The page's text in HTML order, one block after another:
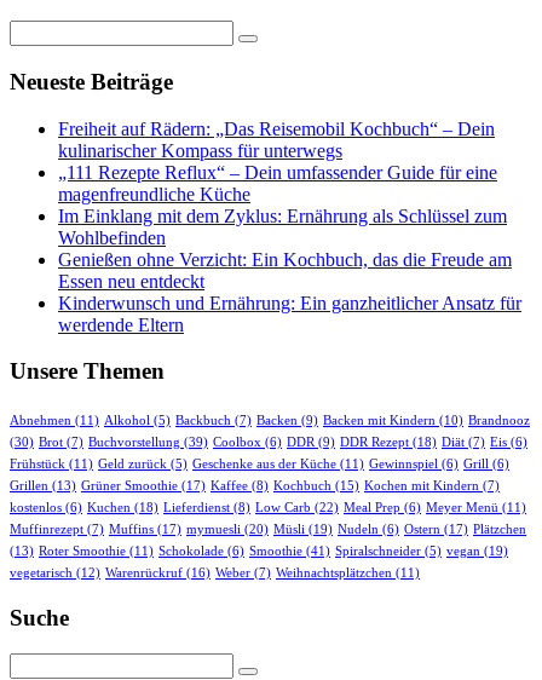
Neueste Beiträge
Freiheit auf Rädern: „Das Reisemobil Kochbuch“ – Dein
kulinarischer Kompass für unterwegs
„111 Rezepte Reflux“ – Dein umfassender Guide für eine
magenfreundliche Küche
Im Einklang mit dem Zyklus: Ernährung als Schlüssel zum
Wohlbefinden
Genießen ohne Verzicht: Ein Kochbuch, das die Freude am
Essen neu entdeckt
Kinderwunsch und Ernährung: Ein ganzheitlicher Ansatz für
werdende Eltern
Unsere Themen
Abnehmen (11) Alkohol (5) Backbuch (7) Backen (9) Backen mit Kindern (10) Brandnooz
(30) Brot (7) Buchvorstellung (39) Coolbox (6) DDR (9) DDR Rezept (18) Diät (7) Eis (6)
Frühstück (11) Geld zurück (5) Geschenke aus der Küche (11) Gewinnspiel (6) Grill (6)
Grillen (13) Grüner Smoothie (17) Kaffee (8) Kochbuch (15) Kochen mit Kindern (7)
kostenlos (6) Kuchen (18) Lieferdienst (8) Low Carb (22) Meal Prep (6) Meyer Menü (11)
Muffinrezept (7) Muffins (17) mymuesli (20) Müsli (19) Nudeln (6) Ostern (17) Plätzchen
(13) Roter Smoothie (11) Schokolade (6) Smoothie (41) Spiralschneider (5) vegan (19)
vegetarisch (12) Warenrückruf (16) Weber (7) Weihnachtsplätzchen (11)
Suche